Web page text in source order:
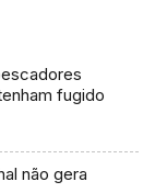
fugido
não gera